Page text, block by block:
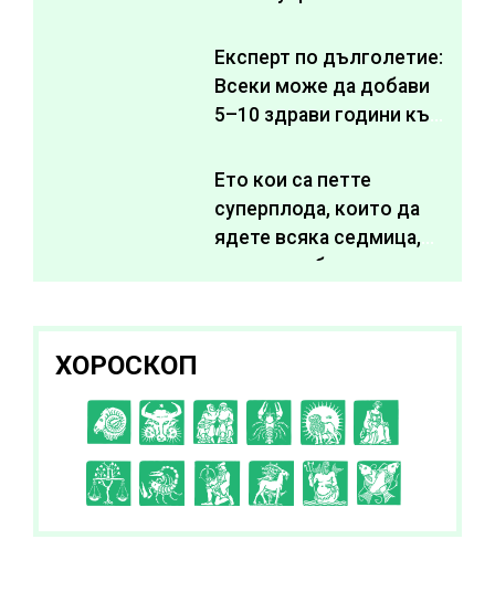
Експерт по дълголетие:
Всеки може да добави
5–10 здрави години към
Ето кои са петте
суперплода, които да
ядете всяка седмица,
за да подобрите
ХОРОСКОП
C D EFGH
I J K L A B